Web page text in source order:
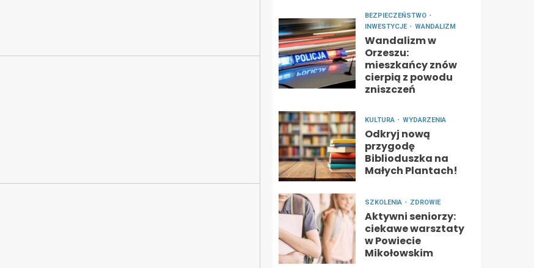
BEZPIECZEŃSTWO
INWESTYCJE
WANDALIZM
Wandalizm w
Orzeszu:
mieszkańcy znów
cierpią z powodu
zniszczeń
KULTURA WYDARZENIA
Odkryj nową
przygodę
Biblioduszka na
Małych Plantach!
SZKOLENIA ZDROWIE
Aktywni seniorzy:
ciekawe warsztaty
w Powiecie
Mikołowskim